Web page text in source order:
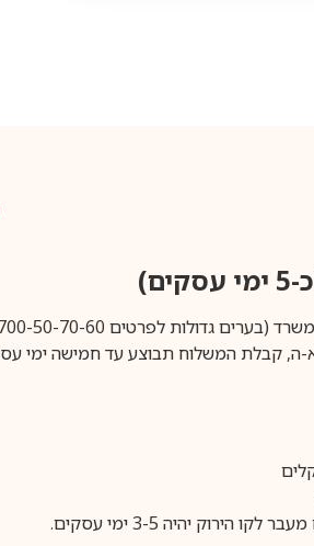
גדולות לפרטים 1-700-50-70-60).
יהיה 3-5 ימי עסקים.